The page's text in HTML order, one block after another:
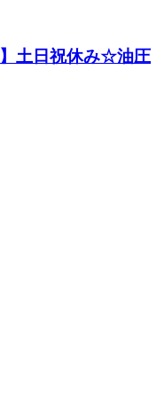
土日祝休み☆油圧